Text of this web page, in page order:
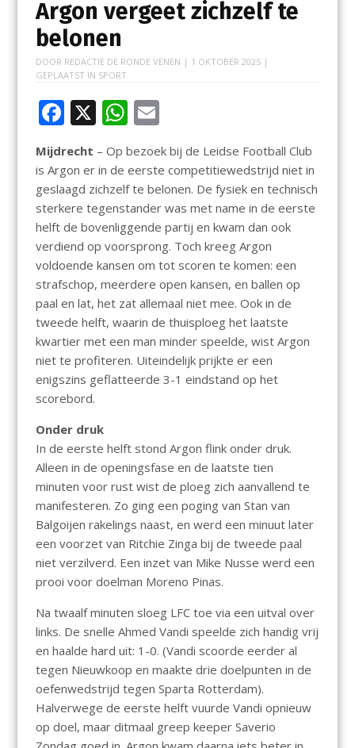
Argon vergeet zichzelf te
belonen
DOOR REDACTIE DE RONDE VENEN | 1 OKTOBER 2025|
GEPLAATST IN SPORT
F
ac
e
b
o
o
k
X W
h
at
s
A
p
p
E
m
ai
l
Mijdrecht – Op bezoek bij de Leidse Football Club
is Argon er in de eerste competitiewedstrijd niet in
geslaagd zichzelf te belonen. De fysiek en technisch
sterkere tegenstander was met name in de eerste
helft de bovenliggende partij en kwam dan ook
verdiend op voorsprong. Toch kreeg Argon
voldoende kansen om tot scoren te komen: een
strafschop, meerdere open kansen, en ballen op
paal en lat, het zat allemaal niet mee. Ook in de
tweede helft, waarin de thuisploeg het laatste
kwartier met een man minder speelde, wist Argon
niet te profiteren. Uiteindelijk prijkte er een
enigszins geflatteerde 3-1 eindstand op het
scorebord.
Onder druk
In de eerste helft stond Argon flink onder druk.
Alleen in de openingsfase en de laatste tien
minuten voor rust wist de ploeg zich aanvallend te
manifesteren. Zo ging een poging van Stan van
Balgoijen rakelings naast, en werd een minuut later
een voorzet van Ritchie Zinga bij de tweede paal
niet verzilverd. Een inzet van Mike Nusse werd een
prooi voor doelman Moreno Pinas.
Na twaalf minuten sloeg LFC toe via een uitval over
links. De snelle Ahmed Vandi speelde zich handig vrij
en haalde hard uit: 1-0. (Vandi scoorde eerder al
tegen Nieuwkoop en maakte drie doelpunten in de
oefenwedstrijd tegen Sparta Rotterdam).
Halverwege de eerste helft vuurde Vandi opnieuw
op doel, maar ditmaal greep keeper Saverio